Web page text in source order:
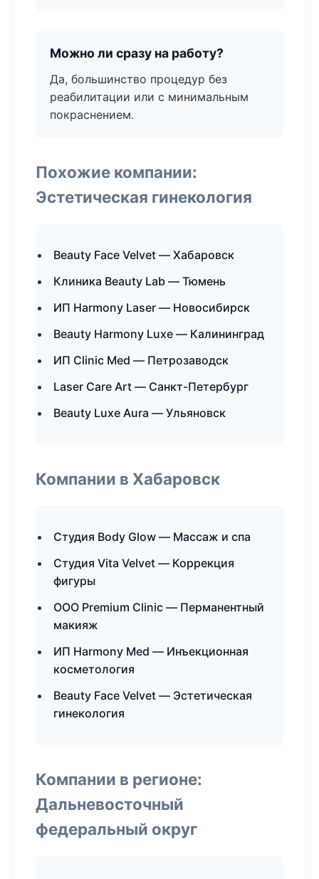
Можно ли сразу на работу?
Да, большинство процедур без
реабилитации или с минимальным
покраснением.
Похожие компании:
Эстетическая гинекология
Beauty Face Velvet — Хабаровск
Клиника Beauty Lab — Тюмень
ИП Harmony Laser — Новосибирск
Beauty Harmony Luxe — Калининград
ИП Clinic Med — Петрозаводск
Laser Care Art — Санкт-Петербург
Beauty Luxe Aura — Ульяновск
Компании в Хабаровск
Студия Body Glow — Массаж и спа
Студия Vita Velvet — Коррекция
фигуры
ООО Premium Clinic — Перманентный
макияж
ИП Harmony Med — Инъекционная
косметология
Beauty Face Velvet — Эстетическая
гинекология
Компании в регионе:
Дальневосточный
федеральный округ